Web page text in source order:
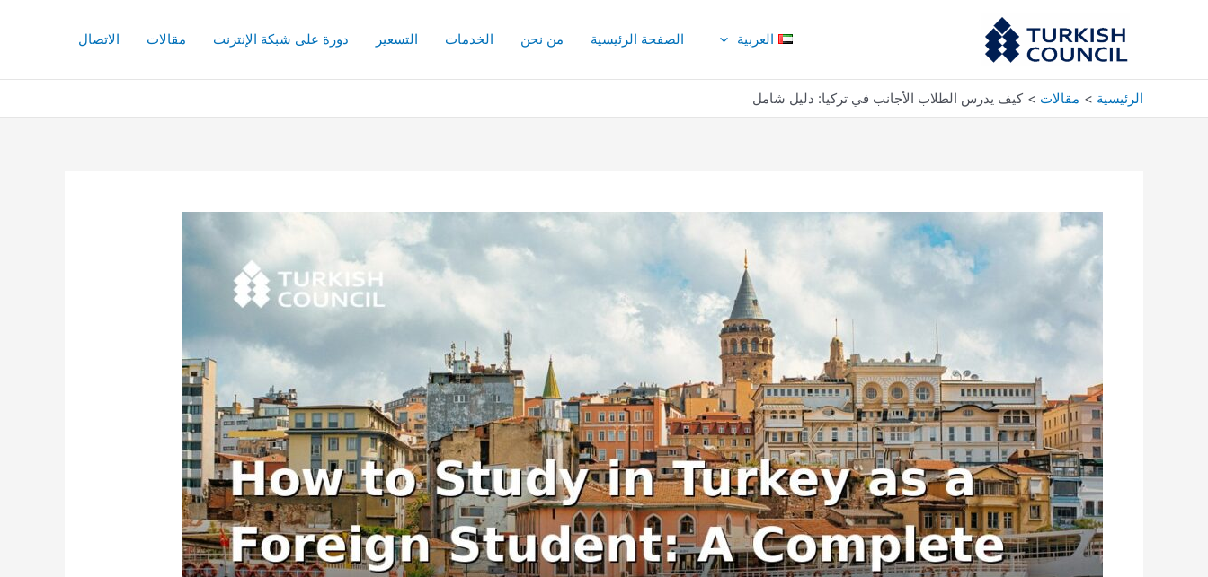
العربية الصفحة الرئيسية من نحن الخدمات التسعير دورة على شبكة الإنترنت مقالات الاتصال
الرئيسية مقالات كيف يدرس الطلاب الأجانب في تركيا: دليل شامل